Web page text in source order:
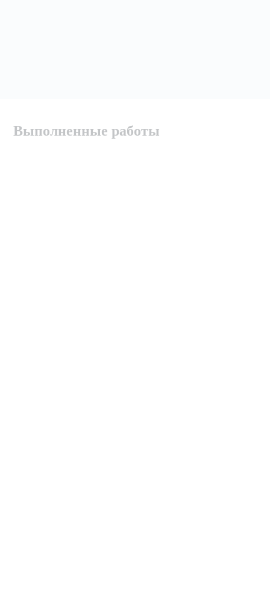
Выполненные работы